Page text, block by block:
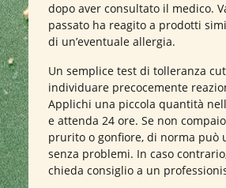
dopo aver consultato il medico.
passato ha reagito a prodotti
di un’eventuale allergia.
Un semplice test di tolleranza
individuare precocemente
Applichi una piccola quantità
e attenda 24 ore. Se non
prurito o gonfiore, di norma può
senza problemi. In caso
chieda consiglio a un